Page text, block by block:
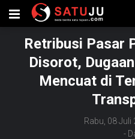
Retribusi Pasar
Disorot,
Mencuat di
Rabu, 08 Juli
-